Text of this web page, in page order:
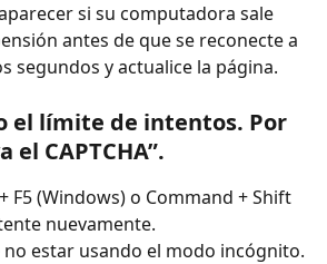
si su computadora sale
antes de que se reconecte a
segundos y actualice la página.
el límite de intentos. Por
el CAPTCHA”.
F5 (Windows) o Command + Shift
nuevamente.
no estar usando el modo incógnito.